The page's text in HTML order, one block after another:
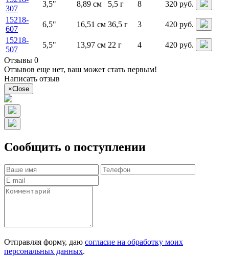
307
3,5" 8,89 см 5,5 г 8
320 руб.
15218-
607
6,5" 16,51 см 36,5 г 3
420 руб.
15218-
507
5,5" 13,97 см 22 г 4
420 руб.
Отзывы 0
Отзывов еще нет, ваш может стать первым!
Написать отзыв
×Close
Сообщить о поступлении
Отправляя форму, даю согласие на обработку моих
персональных данных.